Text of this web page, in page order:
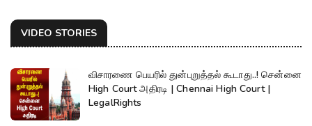
VIDEO STORIES
விசாரணை பெயரில் துன்புறுத்தல் கூடாது..! சென்னை
High Court அதிரடி | Chennai High Court |
LegalRights